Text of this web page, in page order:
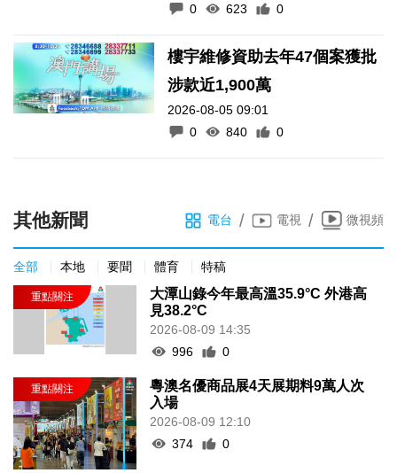
0
623 0
樓宇維修資助去年47個案獲批
涉款近1,900萬
2026-08-05 09:01
0
840 0
其他新聞 電台 / 電視 / 微視頻
全部 本地 要聞 體育 特稿
大潭山錄今年最高溫35.9°C 外港高
見38.2°C
2026-08-09 14:35
996
0
粵澳名優商品展4天展期料9萬人次
入場
2026-08-09 12:10
374
0